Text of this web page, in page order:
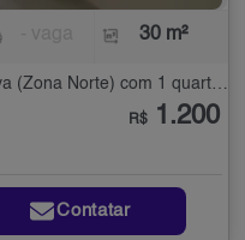
30 m²
R$ 1.200
Contatar